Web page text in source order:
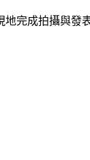
完成拍攝與發